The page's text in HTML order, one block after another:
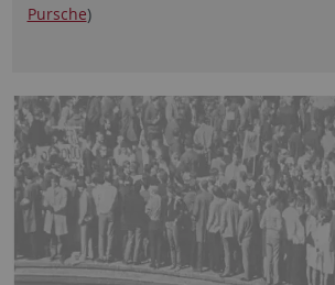
Pursche)